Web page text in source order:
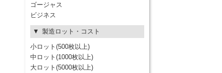
ゴージャス
ビジネス
製造ロット・コスト
小ロット(500枚以上)
中ロット(1000枚以上)
大ロット(5000枚以上)